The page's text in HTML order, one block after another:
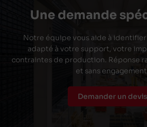
Une demande
Notre équipe vous aide à
adapté à votre support, votre
contraintes de production. Réponse
et sans
Demander un devis